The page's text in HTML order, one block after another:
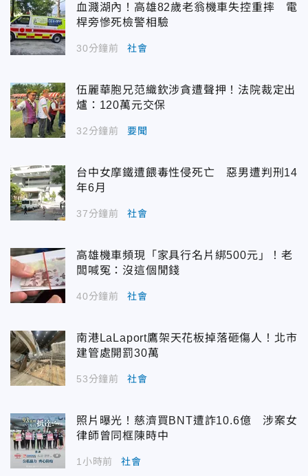
血濺湖內！高雄82歲老翁機車失控重摔 電
桿旁慘死檢警相驗
30分鐘前 社會
伍麗華胞兄范織欽涉貪遭聲押！法院裁定出
爐：120萬元交保
32分鐘前 要聞
台中女摩鐵遭餵毒性侵死亡 惡男遭判刑14
年6月
37分鐘前 社會
高雄機車頻現「家具行名片綁500元」！老
闆喊冤：沒這個閒錢
40分鐘前 社會
南港LaLaport鷹架天花板掉落砸傷人！北市
建管處開罰30萬
53分鐘前 社會
照片曝光！慈濟買BNT遭詐10.6億 涉案女
律師曾同框陳時中
1小時前 社會